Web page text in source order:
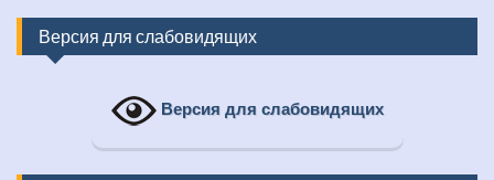
Версия для слабовидящих
Версия для слабовидящих